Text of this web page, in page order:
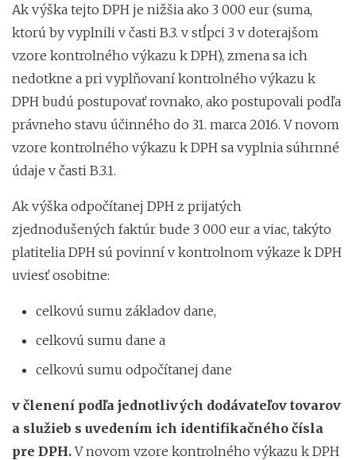
Ak výška tejto DPH je nižšia ako 3 000 eur (suma,
ktorú by vyplnili v časti B.3. v stĺpci 3 v doterajšom
vzore kontrolného výkazu k DPH), zmena sa ich
nedotkne a pri vyplňovaní kontrolného výkazu k
DPH budú postupovať rovnako, ako postupovali podľa
právneho stavu účinného do 31. marca 2016. V novom
vzore kontrolného výkazu k DPH sa vyplnia súhrnné
údaje v časti B.3.1.
Ak výška odpočítanej DPH z prijatých
zjednodušených faktúr bude 3 000 eur a viac, takýto
platitelia DPH sú povinní v kontrolnom výkaze k DPH
uviesť osobitne:
celkovú sumu základov dane,
celkovú sumu dane a
celkovú sumu odpočítanej dane
v členení podľa jednotlivých dodávateľov tovarov
a služieb s uvedením ich identifikačného čísla
pre DPH.V novom vzore kontrolného výkazu k DPH